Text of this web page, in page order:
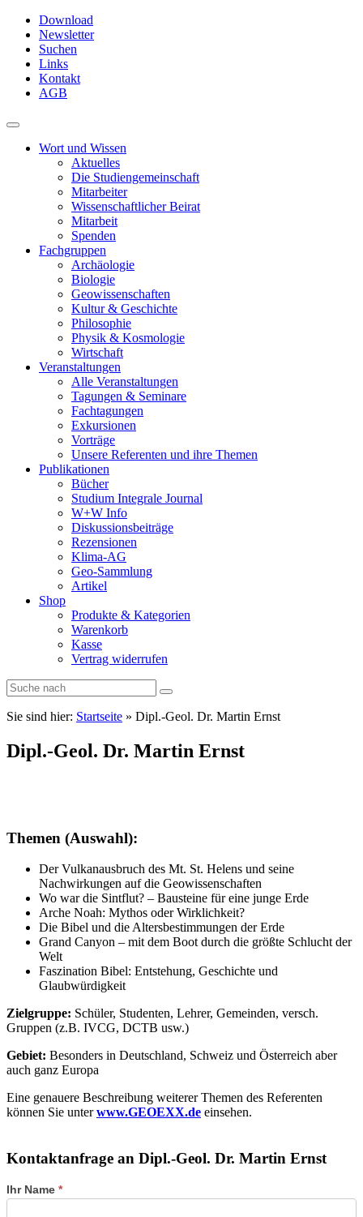
Skip
main
content
Download
Newsletter
Suchen
Links
Kontakt
AGB
Toggle
navigationWort und Wissen
Aktuelles
Die Studiengemeinschaft
Mitarbeiter
Wissenschaftlicher Beirat
Mitarbeit
Spenden
Fachgruppen
Archäologie
Biologie
Geowissenschaften
Kultur & Geschichte
Philosophie
Physik & Kosmologie
Wirtschaft
Veranstaltungen
Alle Veranstaltungen
Tagungen & Seminare
Fachtagungen
Exkursionen
Vorträge
Unsere Referenten und ihre Themen
Publikationen
Bücher
Studium Integrale Journal
W+W Info
Diskussionsbeiträge
Rezensionen
Klima-AG
Geo-Sammlung
Artikel
Shop
Produkte & Kategorien
Warenkorb
Kasse
Vertrag widerrufen
Sie sind hier: Startseite » Dipl.-Geol. Dr. Martin Ernst
Dipl.-Geol. Dr. Martin Ernst
Themen (Auswahl):
Der Vulkanausbruch des Mt. St. Helens und seine
Nachwirkungen auf die Geowissenschaften
Wo war die Sintflut? – Bausteine für eine junge Erde
Arche Noah: Mythos oder Wirklichkeit?
Die Bibel und die Altersbestimmungen der Erde
Grand Canyon – mit dem Boot durch die größte Schlucht der
Welt
Faszination Bibel: Entstehung, Geschichte und
Glaubwürdigkeit
Zielgruppe: Schüler, Studenten, Lehrer, Gemeinden, versch.
Gruppen (z.B. IVCG, DCTB usw.)
Gebiet: Besonders in Deutschland, Schweiz und Österreich aber
auch ganz Europa
Eine genauere Beschreibung weiterer Themen des Referenten
können Sie unterwww.GEOEXX.de einsehen.
Kontaktanfrage an Dipl.-Geol. Dr. Martin Ernst
Kontaktformular
der
Ihr Name *